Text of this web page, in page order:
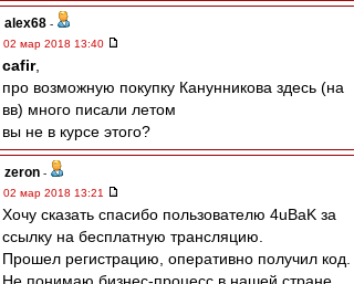
alex68 -
02 мар 2018 13:40
cafir,
про возможную покупку Канунникова здесь (на
вв) много писали летом
вы не в курсе этого?
zeron -
02 мар 2018 13:21
Хочу сказать спасибо пользователю 4uBaK за
ссылку на бесплатную трансляцию.
Прошел регистрацию, оперативно получил код.